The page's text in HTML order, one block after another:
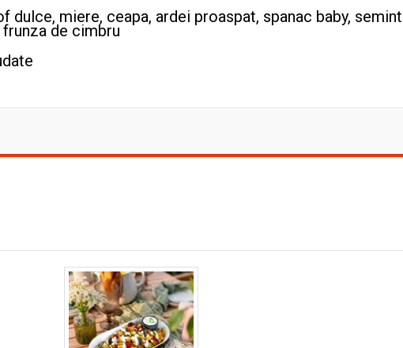
dulce, miere, ceapa, ardei proaspat, spanac baby,
de cimbru